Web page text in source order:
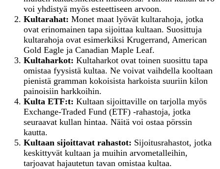
voi yhdistyä myös esteettiseen arvoon.
Kultarahat: Monet maat lyövät kultarahoja, jotka
ovat erinomainen tapa sijoittaa kultaan. Suosittuja
kultarahoja ovat esimerkiksi Krugerrand, American
Gold Eagle ja Canadian Maple Leaf.
Kultaharkot: Kultaharkot ovat toinen suosittu tapa
omistaa fyysistä kultaa. Ne voivat vaihdella kooltaan
pienistä gramman kokoisista harkoista suuriin kilon
painoisiin harkkoihin.
Kulta ETF:t: Kultaan sijoittaville on tarjolla myös
Exchange-Traded Fund (ETF) -rahastoja, jotka
seuraavat kullan hintaa. Näitä voi ostaa pörssin
kautta.
Kultaan sijoittavat rahastot: Sijoitusrahastot, jotka
keskittyvät kultaan ja muihin arvometalleihin,
tarjoavat hajautetun tavan omistaa kultaa.